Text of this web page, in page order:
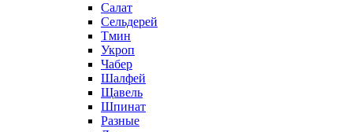
Салат
Сельдерей
Тмин
Укроп
Чабер
Шалфей
Щавель
Шпинат
Разные